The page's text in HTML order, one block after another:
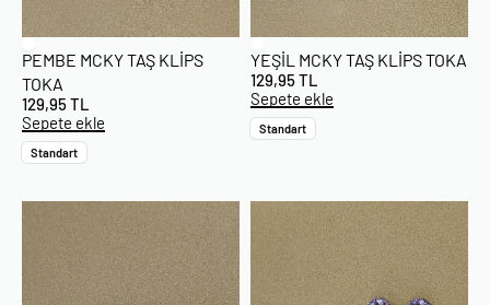
PEMBE MCKY TAŞ KLIPS
TOKA
129,95TL
Sepete ekle
Standart
YEŞIL MCKY TAŞ KLIPS TOKA
129,95TL
Sepete ekle
Standart